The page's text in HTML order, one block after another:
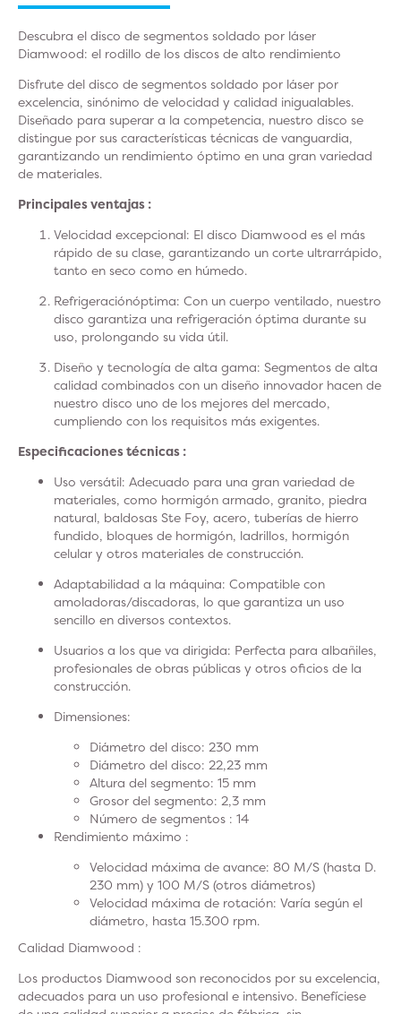
Descubra el disco de segmentos soldado por láser
Diamwood: el rodillo de los discos de alto rendimiento
Disfrute del disco de segmentos soldado por láser por
excelencia, sinónimo de velocidad y calidad inigualables.
Diseñado para superar a la competencia, nuestro disco se
distingue por sus características técnicas de vanguardia,
garantizando un rendimiento óptimo en una gran variedad
de materiales.
Principales ventajas :
Velocidad excepcional: El disco Diamwood es el más
rápido de su clase, garantizando un corte ultrarrápido,
tanto en seco como en húmedo.
Refrigeraciónóptima: Con un cuerpo ventilado, nuestro
disco garantiza una refrigeración óptima durante su
uso, prolongando su vida útil.
Diseño y tecnología de alta gama: Segmentos de alta
calidad combinados con un diseño innovador hacen de
nuestro disco uno de los mejores del mercado,
cumpliendo con los requisitos más exigentes.
Especificaciones técnicas :
Uso versátil: Adecuado para una gran variedad de
materiales, como hormigón armado, granito, piedra
natural, baldosas Ste Foy, acero, tuberías de hierro
fundido, bloques de hormigón, ladrillos, hormigón
celular y otros materiales de construcción.
Adaptabilidad a la máquina: Compatible con
amoladoras/discadoras, lo que garantiza un uso
sencillo en diversos contextos.
Usuarios a los que va dirigida: Perfecta para albañiles,
profesionales de obras públicas y otros oficios de la
construcción.
Dimensiones:
Diámetro del disco: 230 mm
Diámetro del disco: 22,23 mm
Altura del segmento: 15 mm
Grosor del segmento: 2,3 mm
Número de segmentos : 14
Rendimiento máximo :
Velocidad máxima de avance: 80 M/S (hasta D.
230 mm) y 100 M/S (otros diámetros)
Velocidad máxima de rotación: Varía según el
diámetro, hasta 15.300 rpm.
Calidad Diamwood :
Los productos Diamwood son reconocidos por su excelencia,
adecuados para un uso profesional e intensivo. Benefíciese